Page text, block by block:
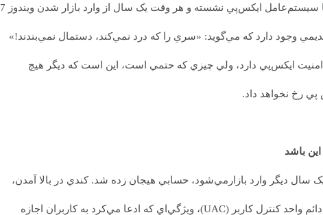
ما همگي بدمان نمي‌آيد که پشت يک رايانه با سيستم‌عامل ايکس‌پي نشسته و هر وقت يک سال از وارد بازار شدن ويندوز 7
وجود دارد كه مي‌گويد: «سري را كه درد نمي‌كند، دستمال نمي‌بندند!»
ايکس‌پي دارد، ولي چيزي که حتمي است، اين است که ديگر هيچ
رخ نخواهد داد.
سال ديگر وارد بازارمي‌شود، حسابي هيجان زده شد. کندي در بالا آمدن،
نياز به سخت‌افزارهاي قدرتمند، دخالت‌هاي دائم واحد کنترل کاربر (UAC)، ويژگي‌اي که ادعا مي‌کرد به کاربران اجازه